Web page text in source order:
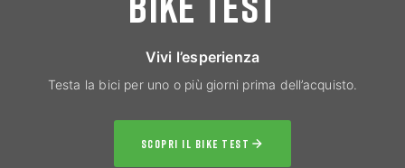
Vivi l’esperienza
Testa la bici per uno o più giorni prima dell’acquisto.
SCOPRI IL BIKE TEST